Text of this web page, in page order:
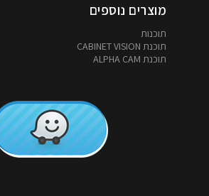
מוצרים נוספים
תוכנות
תוכנת CABINET VISION
תוכנת ALPHA CAM